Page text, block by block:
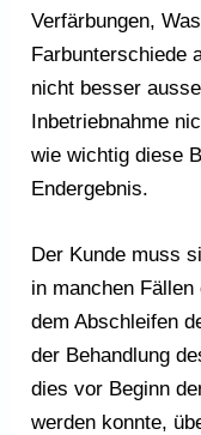
Verfärbungen,
Farbunterschiede
nicht besser
Inbetriebnahme
wie wichtig diese
Endergebnis.
Der Kunde muss
in manchen
dem Abschleifen
der Behandlung
dies vor Beginn
werden konnte,